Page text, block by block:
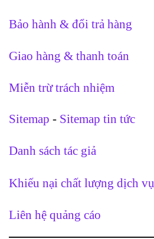
Bảo hành & đổi trả hàng
Giao hàng & thanh toán
Miễn trừ trách nhiệm
Sitemap - Sitemap tin tức
Danh sách tác giả
Khiếu nại chất lượng dịch vụ
Liên hệ quảng cáo